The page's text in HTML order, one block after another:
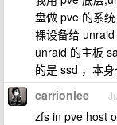
盘做 pve 的系
裸设备给
unraid 的主板
的是 ssd ，本身
carrionlee
zfs in pve host